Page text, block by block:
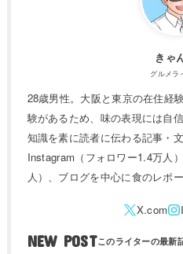
きゃ
グルメラ
28歳男性。大阪と東京の在住経
験があるため、味の表現には自
知識を素に読者に伝わる記事・
Instagram（フォロワー1.4万人
人）、ブログを中心に食のレポ
NEW POST